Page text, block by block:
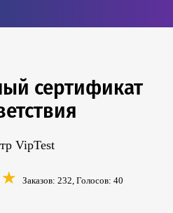
сертификат
VipTest
Заказов: 232, Голосов: 40
☆